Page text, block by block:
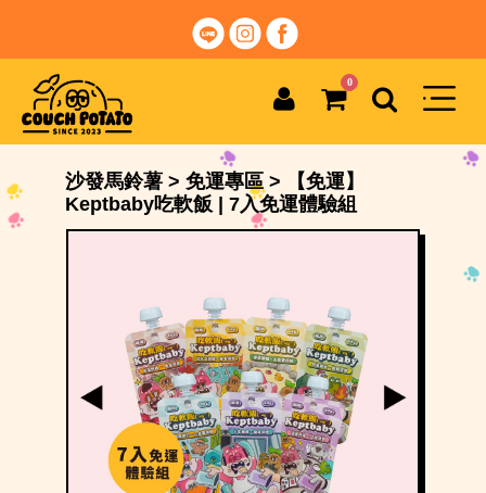
0
沙發馬鈴薯 > 免運專區 >
【免運】
Keptbaby吃軟飯 | 7入免運體驗組